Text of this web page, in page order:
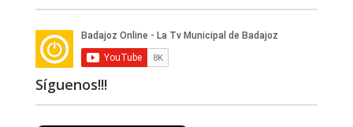
Síguenos!!!